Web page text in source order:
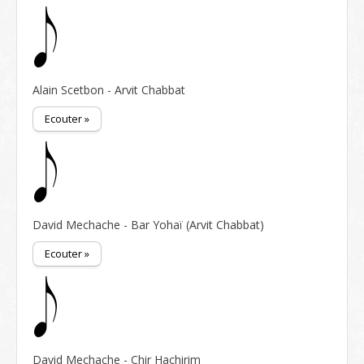
Alain Scetbon - Arvit Chabbat
Ecouter »
David Mechache - Bar Yohaï (Arvit Chabbat)
Ecouter »
David Mechache - Chir Hachirim